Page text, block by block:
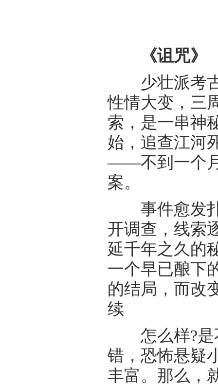
《诅咒》
少壮派考古
性情大变，三
索，是一串神
始，追查江河
——不到一个
案。
事件愈发扑
开调查，线索
延千年之久的
一个早已酿下
的结局，而改
续
怎么样?是
错，恐怖悬疑
丰富。那么，